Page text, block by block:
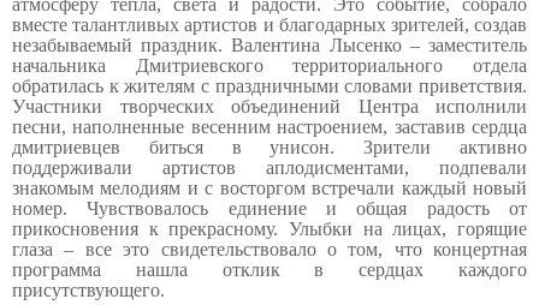
вместе талантливых артистов и благодарных зрителей, создав
незабываемый праздник. Валентина Лысенко – заместитель
начальника Дмитриевского территориального отдела
обратилась к жителям с праздничными словами приветствия.
Участники творческих объединений Центра исполнили
песни, наполненные весенним настроением, заставив сердца
дмитриевцев биться в унисон. Зрители активно
поддерживали артистов аплодисментами, подпевали
знакомым мелодиям и с восторгом встречали каждый новый
номер. Чувствовалось единение и общая радость от
прикосновения к прекрасному. Улыбки на лицах, горящие
глаза – все это свидетельствовало о том, что концертная
программа нашла отклик в сердцах каждого
присутствующего.